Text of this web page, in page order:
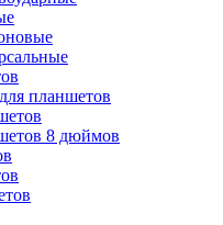
планшетов
8 дюймов